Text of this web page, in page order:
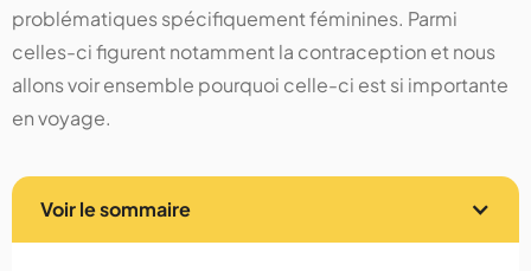
problématiques spécifiquement féminines. Parmi
celles-ci figurent notamment la contraception et nous
allons voir ensemble pourquoi celle-ci est si importante
en voyage.
Voir le sommaire